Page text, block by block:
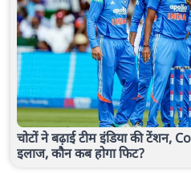
चोटों ने बढ़ाई टीम इंडिया की टेंशन,
इलाज, कौन कब होगा फिट?